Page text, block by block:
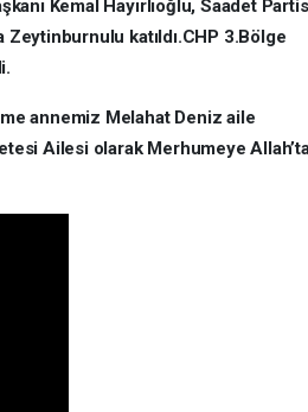
Kemal Hayırlıoğlu, Saadet
katıldı.CHP 3.Bölge
annemiz Melahat Deniz aile
Ailesi olarak Merhumeye